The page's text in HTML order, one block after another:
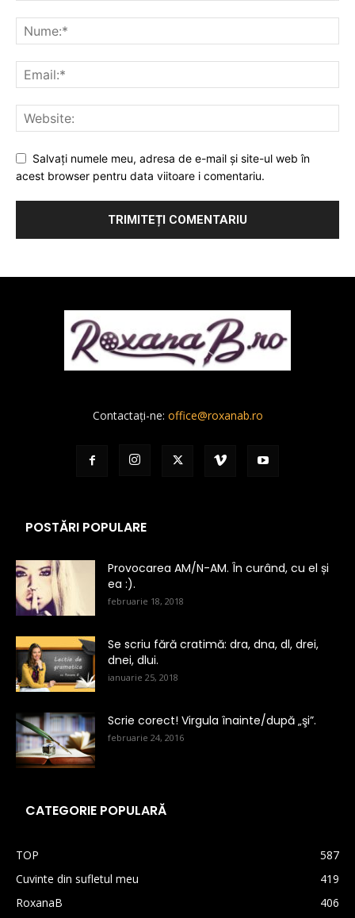
Salvați numele meu, adresa de e-mail și site-ul web în
acest browser pentru data viitoare i comentariu.
Contactați-ne: office@roxanab.ro
POSTĂRI POPULARE
Provocarea AM/N-AM. În curând, cu el și
ea :).
februarie 18, 2018
Se scriu fără cratimă: dra, dna, dl, drei,
dnei, dlui.
ianuarie 25, 2018
Scrie corect! Virgula înainte/după „şi”.
februarie 24, 2016
CATEGORIE POPULARĂ
TOP
587
Cuvinte din sufletul meu
419
RoxanaB
406